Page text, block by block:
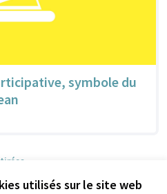
utilisés sur le site web
symbole du